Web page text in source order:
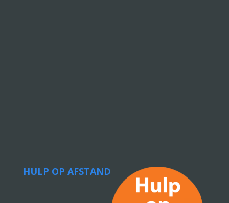
HULP OP AFSTAND